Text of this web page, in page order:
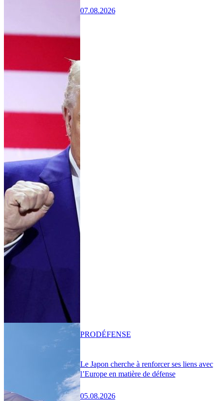
07.08.2026
Le Japon cherche à renforcer ses liens avec
l’Europe en matière de défense
05.08.2026
PRODÉFENSE